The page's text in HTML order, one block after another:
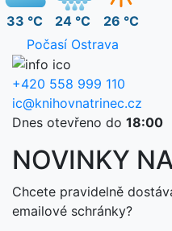
33 °C 24 °C
26 °C
Počasí Ostrava
+420 558 999 110
ic@knihovnatrinec.cz
Dnes otevřeno do 18:00
NOVINKY
Chcete pravidelně
emailové schránky?